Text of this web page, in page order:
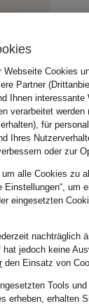
Cookies
Partner
Ihnen
verarbeitet
für
Ihres
oder zur
alle Cookies zu
Einstellungen“, um
eingesetzten
nachträglich
jedoch keine
den Einsatz von
Tools
erheben, erhalten